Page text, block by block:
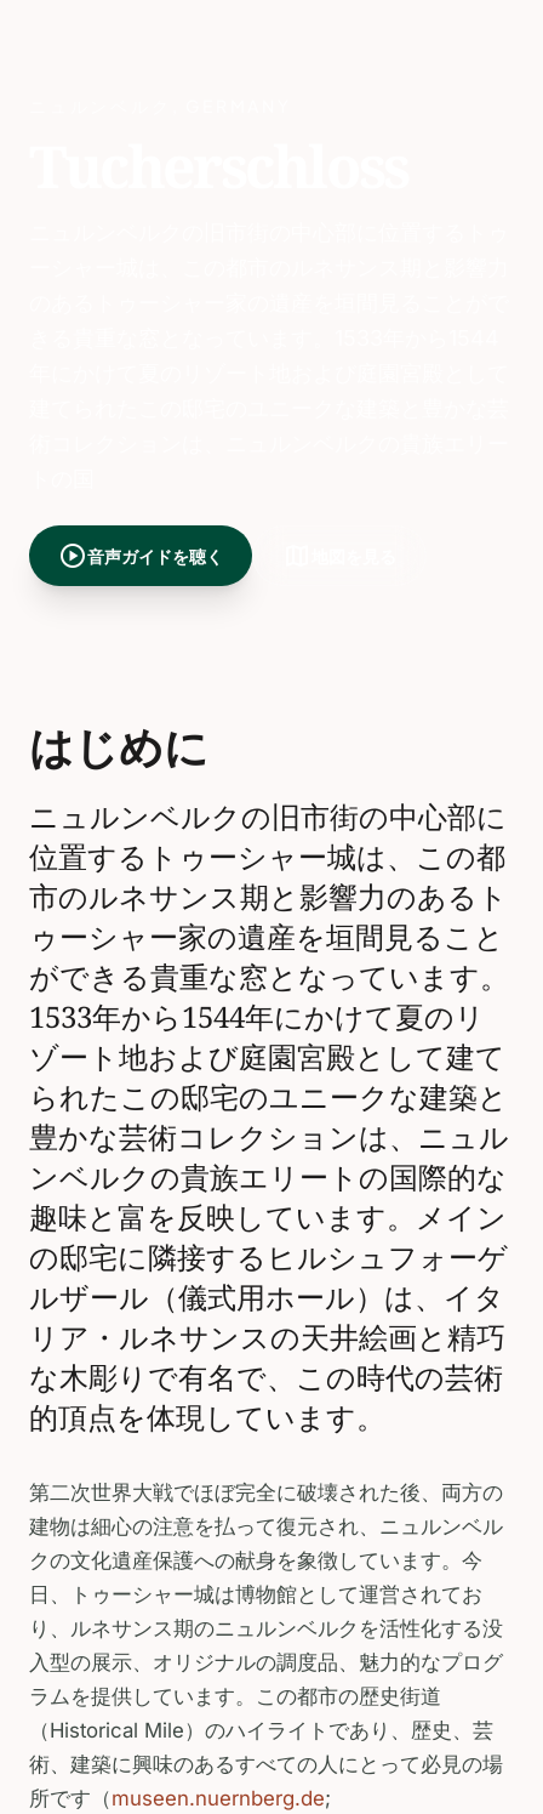
play_circle音声ガイドを聴く
はじめに
ニュルンベルクの旧市街の中心部に
位置するトゥーシャー城は、この都
市のルネサンス期と影響力のあるト
ゥーシャー家の遺産を垣間見ること
ができる貴重な窓となっています。
1533年から1544年にかけて夏のリ
ゾート地および庭園宮殿として建て
られたこの邸宅のユニークな建築と
豊かな芸術コレクションは、ニュル
ンベルクの貴族エリートの国際的な
趣味と富を反映しています。メイン
の邸宅に隣接するヒルシュフォーゲ
ルザール（儀式用ホール）は、イタ
リア・ルネサンスの天井絵画と精巧
な木彫りで有名で、この時代の芸術
的頂点を体現しています。
第二次世界大戦でほぼ完全に破壊された後、両方の
建物は細心の注意を払って復元され、ニュルンベル
クの文化遺産保護への献身を象徴しています。今
日、トゥーシャー城は博物館として運営されてお
り、ルネサンス期のニュルンベルクを活性化する没
入型の展示、オリジナルの調度品、魅力的なプログ
ラムを提供しています。この都市の歴史街道
（Historical Mile）のハイライトであり、歴史、芸
術、建築に興味のあるすべての人にとって必見の場
所です（museen.nuernberg.de;